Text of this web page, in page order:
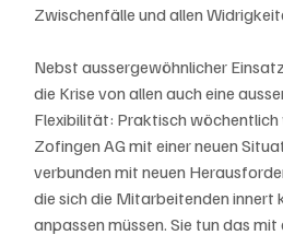
Zwischenfälle und allen
Nebst aussergewöhnlicher
die Krise von allen auch eine
Flexibilität: Praktisch wöchentlich
Zofingen AG mit einer neuen
verbunden mit neuen
die sich die Mitarbeitenden innert
anpassen müssen. Sie tun das